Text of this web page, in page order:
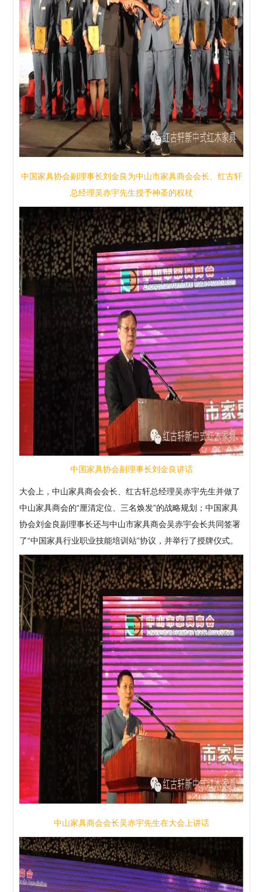
中国家具协会副理事长刘金良为中山市家具商会会长、红古轩
总经理吴赤宇先生授予神圣的权杖
中国家具协会副理事长刘金良讲话
大会上，中山家具商会会长、红古轩总经理吴赤宇先生并做了
中山家具商会的“厘清定位、三名焕发”的战略规划；中国家具
协会刘金良副理事长还与中山市家具商会吴赤宇会长共同签署
了“中国家具行业职业技能培训站”协议，并举行了授牌仪式。
中山家具商会会长吴赤宇先生在大会上讲话